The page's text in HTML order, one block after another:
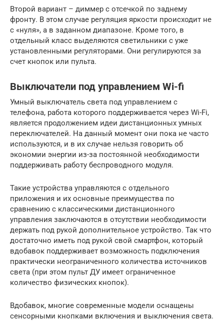
Второй вариант – диммер с отсечкой по заднему
фронту. В этом случае регуляция яркости происходит не
с «нуля», а в заданном диапазоне. Кроме того, в
отдельный класс выделяются светильники с уже
установленными регуляторами. Они регулируются за
счет кнопок или пульта.
Выключатели под управлением Wi-fi
Умный выключатель света под управлением с
телефона, работа которого поддерживается через Wi-Fi,
является продолжением идеи дистанционных умных
переключателей. На данный момент они пока не часто
используются, и в их случае нельзя говорить об
экономии энергии из-за постоянной необходимости
поддерживать работу беспроводного модуля.
Такие устройства управляются с отдельного
приложения и их основные преимущества по
сравнению с классическими дистанционного
управления заключаются в отсутствии необходимости
держать под рукой дополнительное устройство. Так что
достаточно иметь под рукой свой смартфон, который
вдобавок поддерживает возможность подключения
практически неограниченного количества источников
света (при этом пульт ДУ имеет ограниченное
количество физических кнопок).
Вдобавок, многие современные модели оснащены
сенсорными кнопками включения и выключения света.